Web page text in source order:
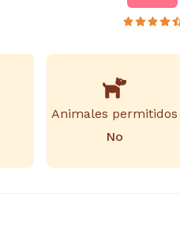
Animales permitidos
No